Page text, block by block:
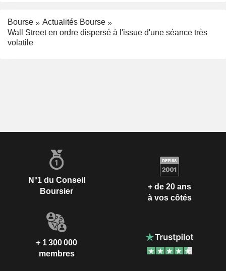
Bourse
Actualités Bourse
Wall Street en ordre dispersé à l'issue d'une séance très
volatile
N°1 du Conseil
Boursier
+ de 20 ans
à vos côtés
+ 1 300 000
membres